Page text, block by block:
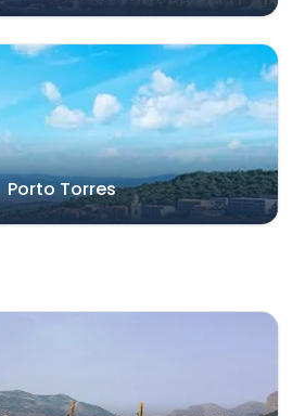
Porto Torres